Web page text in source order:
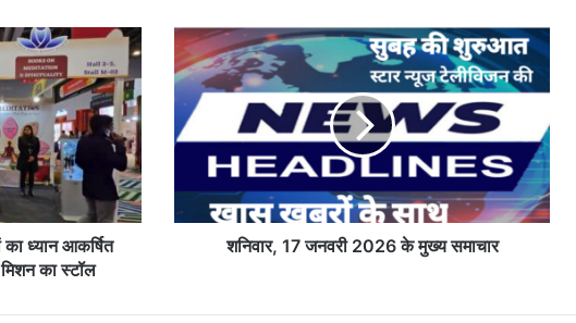
ध्यान आकर्षित
का स्टॉल
शनिवार,
17
जनवरी
2026
के
मुख्य
समाचार
शनिवार, 17 जनवरी 2026 के मुख्य समाचार